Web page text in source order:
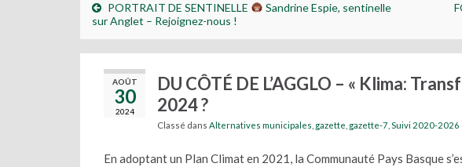
PORTRAIT DE SENTINELLE
Sandrine Espie, sentinelle
sur Anglet – Rejoignez-nous !
AOÛT
30
2024
DU CÔTÉ DE L’AGGLO – « Klima:
2024 ?
Classé dans Alternatives municipales gazette gazette-7 Suivi 2020-2026
En adoptant un Plan Climat en 2021, la Communauté Pays Basque